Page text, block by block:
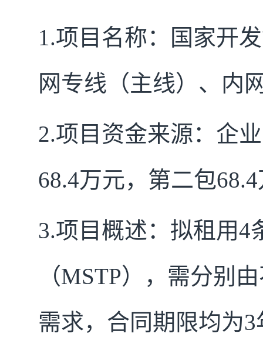
1.项目名称：国家开
网专线（主线）、内
2.项目资金来源：企
68.4万元，第二包68.4
3.项目概述：拟租用4
（MSTP），需分别
需求，合同期限均为3